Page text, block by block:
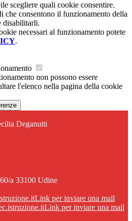
scegliere quali cookie consentire.
che consentono il funzionamento della
disabilitarli.
necessari al funzionamento potete
.
non possono essere
l'elenco nella pagina della cookie
Deganutti
a 33100 Udine
Link per inviare una mail
Link per inviare una mail